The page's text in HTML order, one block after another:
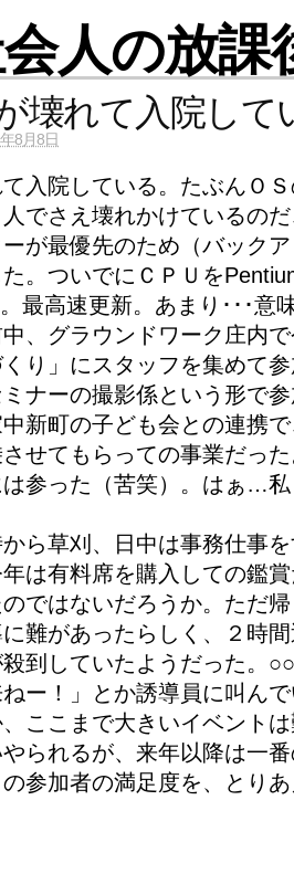
人の放課
壊れて入院して
8月8日
入院している。たぶんＯ
でさえ壊れかけているの
が最優先のため（バック
。ついでにＣＰＵを
最高速更新。あまり･･･意
、グラウンドワーク庄内
り」にスタッフを集めて
ナーの撮影係という形で
新町の子ども会との連携
せてもらっての事業だっ
参った（苦笑）。はぁ…
ら草刈、日中は事務仕事
は有料席を購入しての鑑
ではないだろうか。ただ
難があったらしく、２時
到していたようだった。
ねー！」とか誘導員に叫ん
ここまで大きいイベント
られるが、来年以降は一
参加者の満足度を、とり